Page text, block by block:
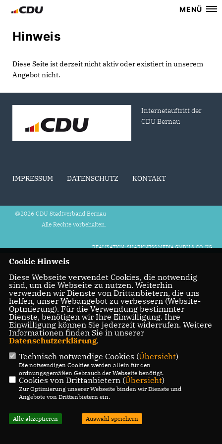
MENÜ
Hinweis
Diese Seite ist derzeit nicht aktiv oder existiert in unserem
Angebot nicht.
Internetauftritt der
CDU Bernau
IMPRESSUM DATENSCHUTZ KONTAKT
@2026 CDU Stadtverband Bernau
Alle Rechte vorbehalten.
REALISATION: SHARKNESS MEDIA GMBH & CO. KG
Cookie Hinweis
Diese Webseite verwendet Cookies, die notwendig
sind, um die Webseite zu nutzen. Weiterhin
verwenden wir Dienste von Drittanbietern, die uns
helfen, unser Webangebot zu verbessern (Website-
Optmierung). Für die Verwendung bestimmter
Dienste, benötigen wir Ihre Einwilligung. Ihre
Einwilligung können Sie jederzeit widerrufen. Weitere
Informationen finden Sie in unserer
Datenschutzerklärung.
Technisch notwendige Cookies (Übersicht)
Die notwendigen Cookies werden allein für den
ordnungsgemäßen Gebrauch der Webseite benötigt.
Cookies von Drittanbietern (Übersicht)
Zur Optimierung unserer Webseite binden wir Dienste und
Angebote von Drittanbietern ein.
Alle akzeptieren Auswahl speichern